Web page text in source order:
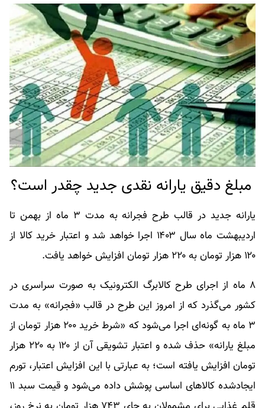
مبلغ دقیق یارانه نقدی جدید چقدر است؟
یارانه جدید در قالب طرح فجرانه به مدت ۳ ماه از بهمن تا
اردیبهشت ماه سال ۱۴۰۳ اجرا خواهد شد و اعتبار خرید کالا از
۱۲۰ هزار تومان به ۲۲۰ هزار تومان افزایش خواهد یافت.
۸ ماه از اجرای طرح کالابرگ الکترونیک به صورت سراسری در
کشور می‌گذرد که از امروز این طرح در قالب «فجرانه» به مدت
۳ ماه به گونه‌ای اجرا می‌شود که «شرط خرید ۲۰۰ هزار تومان از
مبلغ یارانه» حذف شده و اعتبار تشویقی آن از ۱۲۰ به ۲۲۰ هزار
تومان افزایش یافته است؛ به عبارتی با این افزایش اعتبار، تورم
ایجادشده کالاهای اساسی پوشش داده می‌شود و قیمت سبد ۱۱